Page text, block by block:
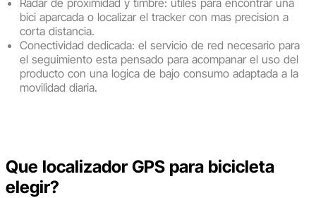
bici aparcada o localizar el tracker con mas precision a
corta distancia.
Conectividad dedicada: el servicio de red necesario para
el seguimiento esta pensado para acompanar el uso del
producto con una logica de bajo consumo adaptada a la
movilidad diaria.
Que localizador GPS para bicicleta
elegir?